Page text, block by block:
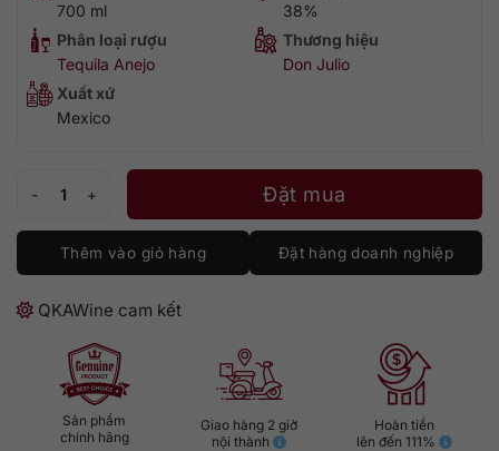
700 ml
38%
Phân loại rượu
Tequila Anejo
Thương hiệu
Don Julio
Xuất xứ
Mexico
Đặt mua
Thêm vào giỏ hàng Đặt hàng doanh nghiệp
QKAWine cam kết
Sản phẩm
chính hãng
Giao hàng 2 giờ
nội thành
Hoàn tiền
lên đến 111%